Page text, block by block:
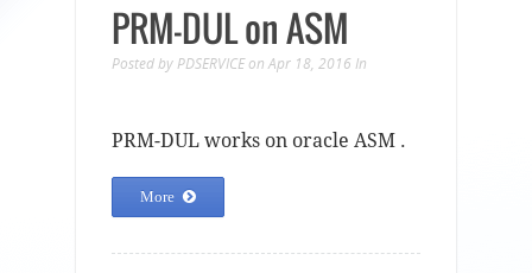
PRM-DUL on ASM
Posted by PDSERVICE on Apr 18, 2016 In
PRM-DUL works on oracle ASM .
More